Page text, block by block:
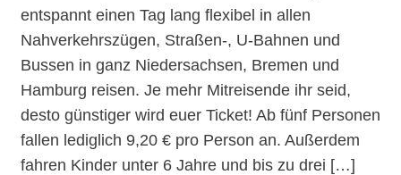
entspannt einen Tag lang flexibel in allen
Nahverkehrszügen, Straßen-, U-Bahnen und
Bussen in ganz Niedersachsen, Bremen und
Hamburg reisen. Je mehr Mitreisende ihr seid,
desto günstiger wird euer Ticket! Ab fünf Personen
fallen lediglich 9,20 € pro Person an. Außerdem
fahren Kinder unter 6 Jahre und bis zu drei […]